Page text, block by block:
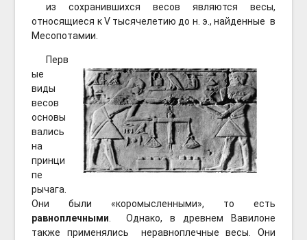
из сохранившихся весов являются весы,
относящиеся к V тысячелетию до н. э., найденные в
Месопотамии.
Перв
ые
виды
весов
основы
вались
на
принци
пе
рычага.
Они были «коромысленными», то есть
равноплечными . Однако, в древнем Вавилоне
также применялись неравноплечные весы. Они